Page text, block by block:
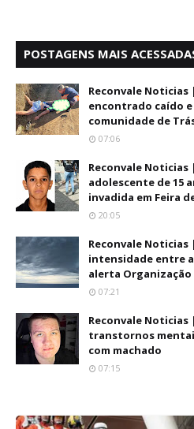
POSTAGENS MAIS
Reconvale Noticias
encontrado caído
comunidade de
07:06
Reconvale Noticias |
adolescente de 15
invadida em Feira
20:05
Reconvale
intensidade entre
alerta
07:21
Reconvale
transtornos
com machado
07:15